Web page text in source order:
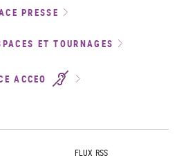
PRESSE
ET TOURNAGES
ACCEO
FLUX RSS